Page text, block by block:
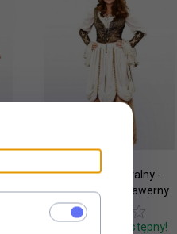
Kostium teatralny -
Dziewczyna z tawerny
Produkt dostępny!